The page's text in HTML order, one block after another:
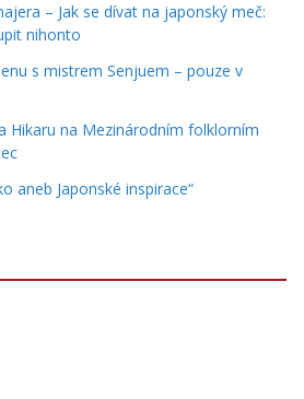
– Jak se dívat na japonský meč:
nihonto
s mistrem Senjuem – pouze v
Hikaru na Mezinárodním folklorním
aneb Japonské inspirace“